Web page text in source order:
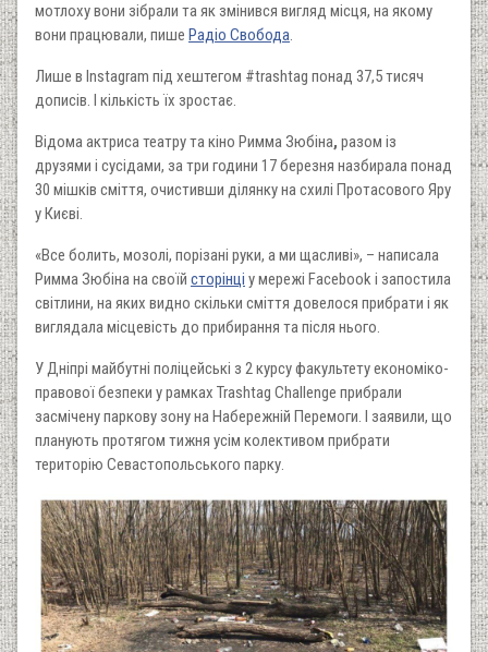
мотлоху вони зібрали та як змінився вигляд місця, на якому
вони працювали, пише Радіо Свобода.
Лише в Instagram під хештегом #trashtag​ понад 37,5 тисяч
дописів. І кількість їх зроcтає.
Відома актриса театру та кіно Римма Зюбіна, разом із
друзями і сусідами, за три години 17 березня назбирала понад
30 мішків сміття, очистивши ділянку на схилі Протасового Яру
у Києві.
«Все болить, мозолі, порізані руки, а ми щасливі», – написала
Римма Зюбіна на своїй сторінці у мережі Facebook і запостила
світлини, на яких видно скільки сміття довелося прибрати і як
виглядала місцевість до прибирання та після нього.
У Дніпрі майбутні поліцейські з 2 курсу факультету економіко-
правової безпеки у рамках Trashtag Challenge прибрали
засмічену паркову зону на Набережній Перемоги. І заявили, що
планують протягом тижня усім колективом прибрати
територію Севастопольського парку.